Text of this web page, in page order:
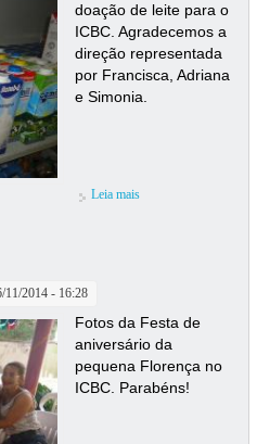
doação de leite para o
ICBC. Agradecemos a
direção representada
por Francisca, Adriana
e Simonia.
Leia mais
11/2014 - 16:28
Fotos da Festa de
aniversário da
pequena Florença no
ICBC. Parabéns!